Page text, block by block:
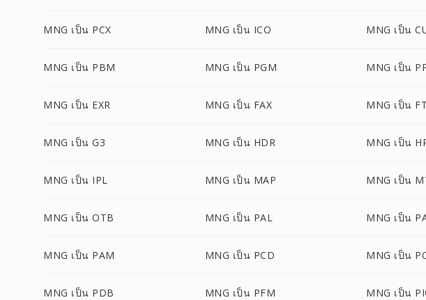
MNG เป็น PCX MNG เป็น ICO MNG เป็น
MNG เป็น PBM MNG เป็น PGM MNG เป็น
MNG เป็น EXR MNG เป็น FAX MNG เป็น
MNG เป็น G3 MNG เป็น HDR MNG เป็น
MNG เป็น IPL MNG เป็น MAP MNG เป็น
MNG เป็น OTB MNG เป็น PAL MNG เป็น
MNG เป็น PAM MNG เป็น PCD MNG เป็น
MNG เป็น PDB MNG เป็น PFM MNG เป็น